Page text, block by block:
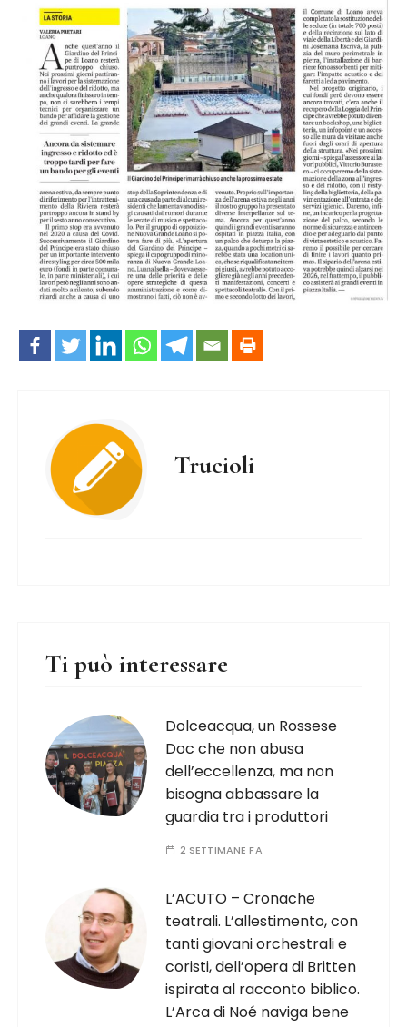
Trucioli
Ti può interessare
Dolceacqua, un Rossese
Doc che non abusa
dell’eccellenza, ma non
bisogna abbassare la
guardia tra i produttori
2 SETTIMANE FA
L’ACUTO – Cronache
teatrali. L’allestimento, con
tanti giovani orchestrali e
coristi, dell’opera di Britten
ispirata al racconto biblico.
L’Arca di Noé naviga bene